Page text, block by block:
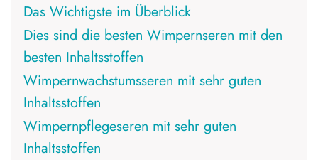
Das Wichtigste im Überblick
Dies sind die besten Wimpernseren mit den
besten Inhaltsstoffen
Wimpernwachstumsseren mit sehr guten
Inhaltsstoffen
Wimpernpflegeseren mit sehr guten
Inhaltsstoffen